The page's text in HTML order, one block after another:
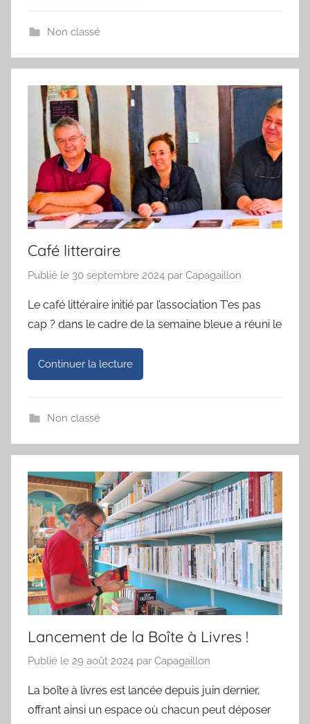
Non classé
Café litteraire
Publié le 30 septembre 2024 par Capagaillon
Le café littéraire initié par l’association T’es pas
cap ? dans le cadre de la semaine bleue a réuni le
Continuer la lecture
Non classé
Lancement de la Boîte à Livres !
Publié le 29 août 2024 par Capagaillon
La boîte à livres est lancée depuis juin dernier,
offrant ainsi un espace où chacun peut déposer